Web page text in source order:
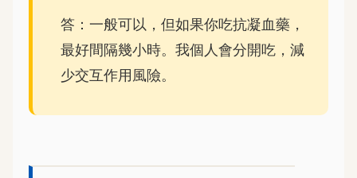
答：一般可以，但如果你吃抗凝血藥，
最好間隔幾小時。我個人會分開吃，減
少交互作用風險。